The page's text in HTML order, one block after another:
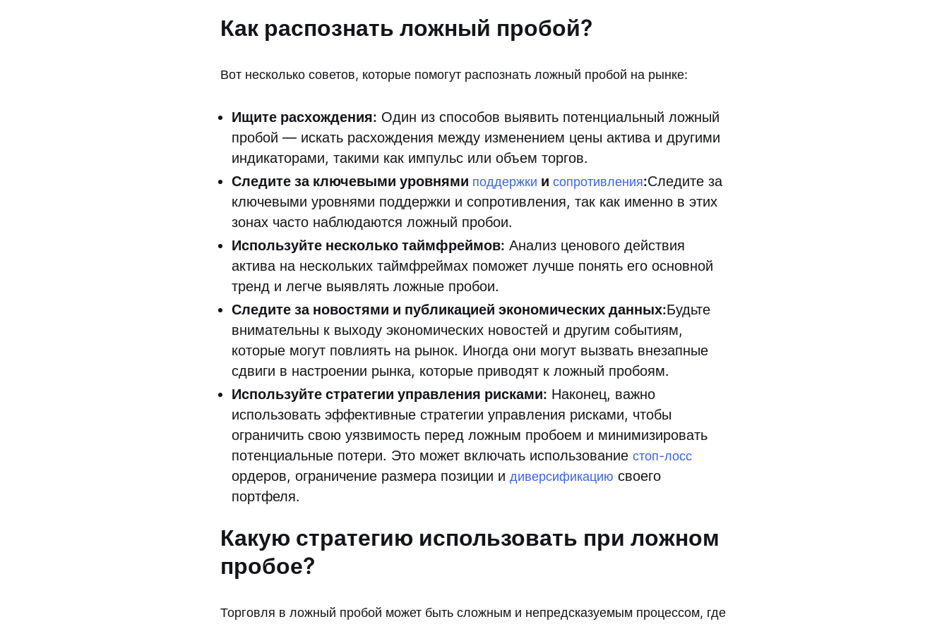
Как распознать ложный пробой?
Вот несколько советов, которые помогут распознать ложный пробой на рынке:
Ищите расхождения: Один из способов выявить потенциальный ложный
пробой — искать расхождения между изменением цены актива и другими
индикаторами, такими как импульс или объем торгов.
Следите за ключевыми уровнями поддержки и сопротивления:Следите за
ключевыми уровнями поддержки и сопротивления, так как именно в этих
зонах часто наблюдаются ложный пробои.
Используйте несколько таймфреймов: Анализ ценового действия
актива на нескольких таймфреймах поможет лучше понять его основной
тренд и легче выявлять ложные пробои.
Следите за новостями и публикацией экономических данных:Будьте
внимательны к выходу экономических новостей и другим событиям,
которые могут повлиять на рынок. Иногда они могут вызвать внезапные
сдвиги в настроении рынка, которые приводят к ложный пробоям.
Используйте стратегии управления рисками: Наконец, важно
использовать эффективные стратегии управления рисками, чтобы
ограничить свою уязвимость перед ложным пробоем и минимизировать
потенциальные потери. Это может включать использование стоп-лосс
ордеров, ограничение размера позиции и диверсификацию своего
портфеля.
Какую стратегию использовать при ложном
пробое?
Торговля в ложный пробой может быть сложным и непредсказуемым процессом, где